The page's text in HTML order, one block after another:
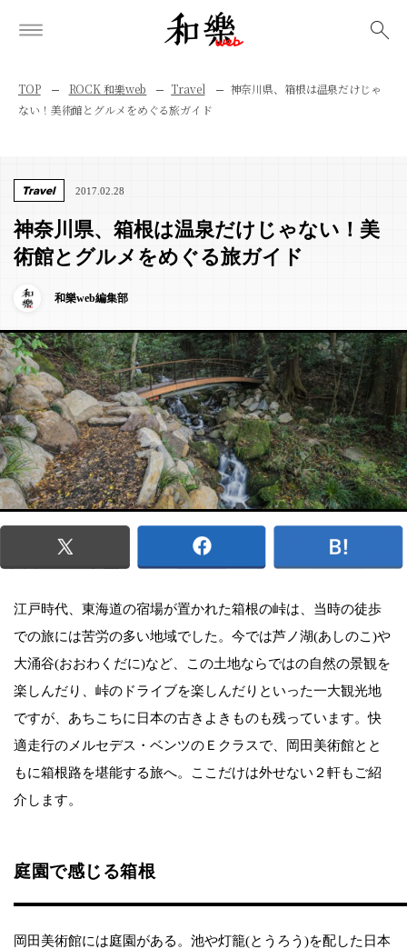
TOP ROCK 和樂web Travel
神奈川県、箱根は温泉だけじゃ
ない！美術館とグルメをめぐる旅ガイド
Travel 2017.02.28
神奈川県、箱根は温泉だけじゃない！美
術館とグルメをめぐる旅ガイド
和樂web編集部
江戸時代、東海道の宿場が置かれた箱根の峠は、当時の徒歩
での旅には苦労の多い地域でした。今では芦ノ湖(あしのこ)や
大涌谷(おおわくだに)など、この土地ならではの自然の景観を
楽しんだり、峠のドライブを楽しんだりといった一大観光地
ですが、あちこちに日本の古きよきものも残っています。快
適走行のメルセデス・ベンツのＥクラスで、岡田美術館とと
もに箱根路を堪能する旅へ。ここだけは外せない２軒もご紹
介します。
庭園で感じる箱根
岡田美術館には庭園がある。池や灯籠(とうろう)を配した日本